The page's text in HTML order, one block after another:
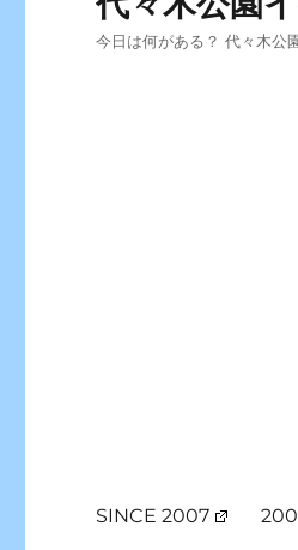
今日は何がある？ 代々木公
SINCE 2007